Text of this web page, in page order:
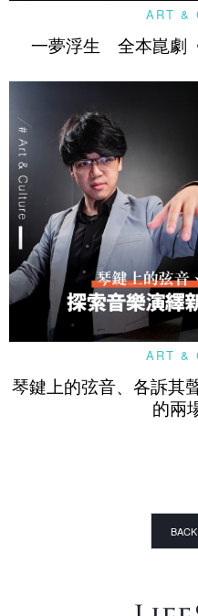
ART &
一夢浮生 全本崑劇
ART &
琴鍵上的弦音、各訴其
的兩